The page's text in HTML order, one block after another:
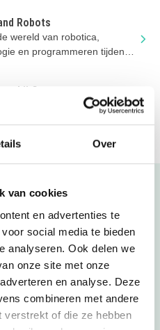
Over
van cookies
en advertenties te
social media te bieden
analyseren. Ook delen we
onze site met onze
en analyse. Deze
combineren met andere
verstrekt of die ze hebben
Robots
wereld van robotica,
en programmeren tijdens
bij Cpunt
ontwikkeling bij Cpunt: Dé